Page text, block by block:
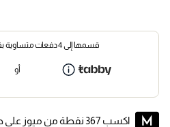
قسمها إلى 4 دفعات متساوية بقيمة
أو
اكسب 367 نقطة من ميوز على طلبك -